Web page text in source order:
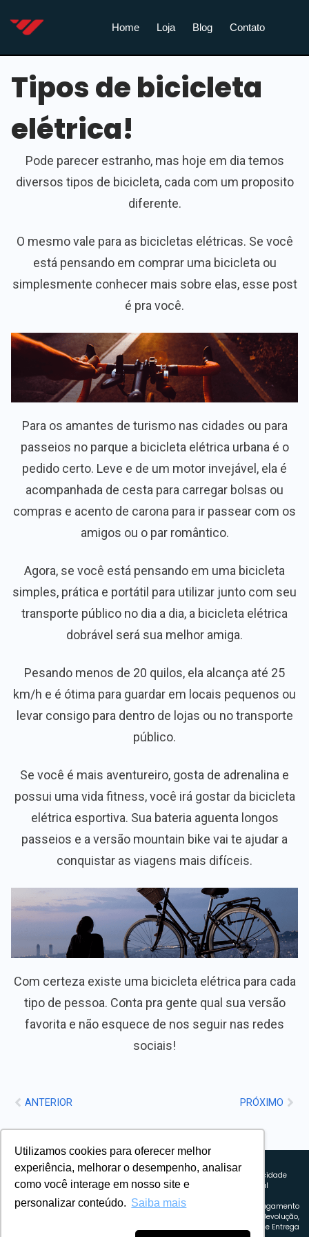
Utilizamos cookies para oferecer melhor
experiência, melhorar o desempenho, analisar
como você interage em nosso site e
personalizar conteúdo. Saiba mais
Home Loja Blog Contato
Tipos de bicicleta
elétrica!
Pode parecer estranho, mas hoje em dia temos
diversos tipos de bicicleta, cada com um proposito
diferente.
O mesmo vale para as bicicletas elétricas. Se você
está pensando em comprar uma bicicleta ou
simplesmente conhecer mais sobre elas, esse post
é pra você.
Para os amantes de turismo nas cidades ou para
passeios no parque a bicicleta elétrica urbana é o
pedido certo. Leve e de um motor invejável, ela é
acompanhada de cesta para carregar bolsas ou
compras e acento de carona para ir passear com os
amigos ou o par romântico.
Agora, se você está pensando em uma bicicleta
simples, prática e portátil para utilizar junto com seu
transporte público no dia a dia, a bicicleta elétrica
dobrável será sua melhor amiga.
Pesando menos de 20 quilos, ela alcança até 25
km/h e é ótima para guardar em locais pequenos ou
levar consigo para dentro de lojas ou no transporte
público.
Se você é mais aventureiro, gosta de adrenalina e
possui uma vida fitness, você irá gostar da bicicleta
elétrica esportiva. Sua bateria aguenta longos
passeios e a versão mountain bike vai te ajudar a
conquistar as viagens mais difíceis.
Com certeza existe uma bicicleta elétrica para cada
tipo de pessoa. Conta pra gente qual sua versão
favorita e não esquece de nos seguir nas redes
sociais!
ANTERIOR PRÓXIMO
Explorando novos horizontes com
inovação e estratégia. Estamos
para um amanhã mais conectado e
Sobre nós
Política de privacidade
Política comercial
Política de Pagamento
Troca, Devolução,
Reembolso e Entrega